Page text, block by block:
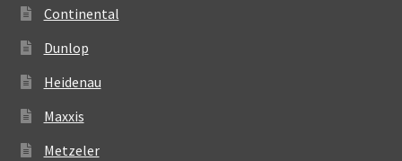
Continental
Dunlop
Heidenau
Maxxis
Metzeler